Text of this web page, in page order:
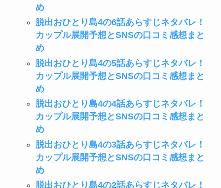
め
脱出おひとり島4の6話あらすじネタバレ！
カップル展開予想とSNSの口コミ感想まと
め
脱出おひとり島4の5話あらすじネタバレ！
カップル展開予想とSNSの口コミ感想まと
め
脱出おひとり島4の4話あらすじネタバレ！
カップル展開予想とSNSの口コミ感想まと
め
脱出おひとり島4の3話あらすじネタバレ！
カップル展開予想とSNSの口コミ感想まと
め
脱出おひとり島4の2話あらすじネタバレ！